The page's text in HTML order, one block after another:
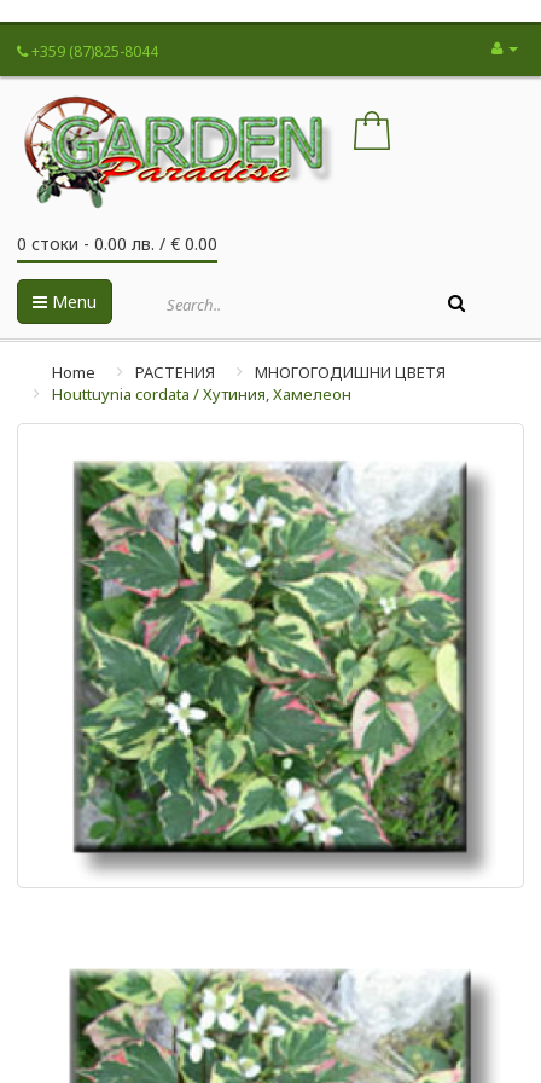
+359 (87)825-8044
0 стоки - 0.00 лв. / € 0.00
Menu
Home РАСТЕНИЯ
МНОГОГОДИШНИ ЦВЕТЯ
Houttuynia cordata / Хутиния, Xaмeлeoн